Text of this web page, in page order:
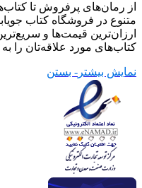
از رمان‌های پرفروش تا
متنوع در فروشگاه کتاب
ارزان‌ترین قیمت‌ها و
کتاب‌های مورد علاقه‌تان را
نمایش بیشتر - بستن